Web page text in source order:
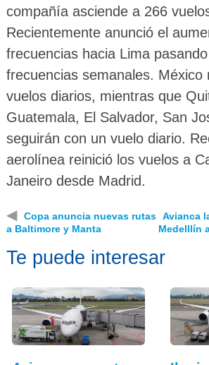
compañía asciende a 266
Recientemente anunció el
frecuencias hacia Lima
frecuencias semanales. México
vuelos diarios, mientras que
Guatemala, El Salvador, San
seguirán con un vuelo diario.
aerolínea reinició los vuelos a
Janeiro desde Madrid.
◀
Copa anuncia nuevas rutas
a Baltimore y Manta
Avianca
Medelllín
Te puede interesar